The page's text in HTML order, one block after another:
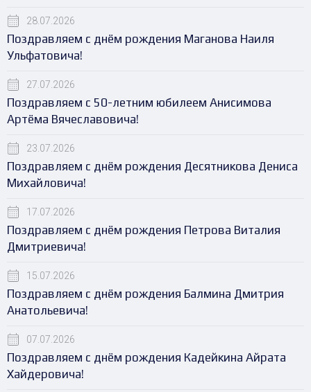
28.07.2026
Поздравляем с днём рождения Маганова Наиля
Ульфатовича!
27.07.2026
Поздравляем с 50-летним юбилеем Анисимова
Артёма Вячеславовича!
23.07.2026
Поздравляем с днём рождения Десятникова Дениса
Михайловича!
17.07.2026
Поздравляем с днём рождения Петрова Виталия
Дмитриевича!
15.07.2026
Поздравляем с днём рождения Балмина Дмитрия
Анатольевича!
07.07.2026
Поздравляем с днём рождения Кадейкина Айрата
Хайдеровича!